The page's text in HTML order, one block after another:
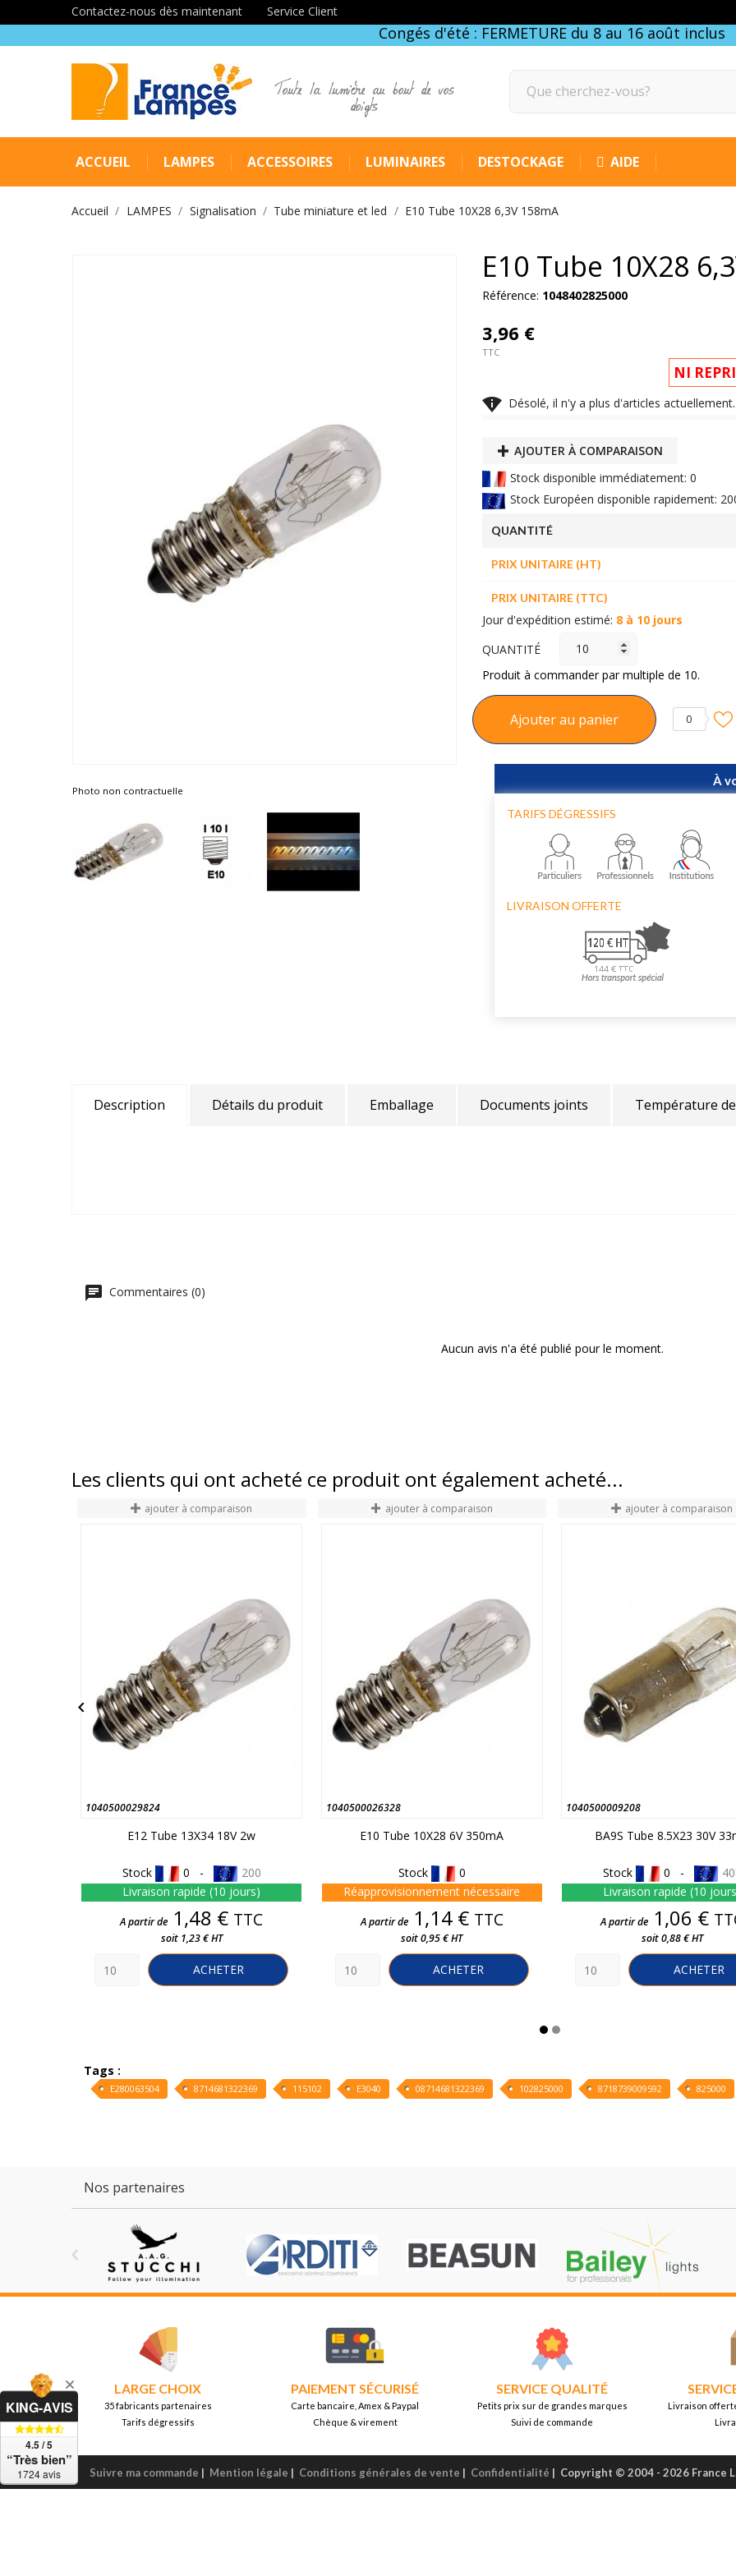
Contactez-nous dès maintenant Service Client
Congés d'été : FERMETURE du 8 au 16 août inclus
Toute la lumière au bout de vos
doigts
ACCUEIL LAMPES ACCESSOIRES LUMINAIRES DESTOCKAGE AIDE
Accueil LAMPES Signalisation Tube miniature et led E10 Tube 10X28 6,3V 158mA
Photo non contractuelle
E10 Tube 10X28
Référence: 1048402825000
3,96 €
TTC
NI
 Désolé, il n'y a plus d'articles
AJOUTER À COMPARAISON
Stock disponible immédiatement: 0
Stock Européen disponible rapidement:
QUANTITÉ
PRIX UNITAIRE (HT)
PRIX UNITAIRE (TTC)
Jour d'expédition estimé: 8 à 10 jours
QUANTITÉ
Produit à commander par multiple de 10.
Ajouter au panier 0
À
TARIFS DÉGRESSIFS
LIVRAISON OFFERTE
Description Détails du produit Emballage Documents joints Température
Commentaires (0)
Aucun avis n'a été publié pour le moment.
Les clients qui ont acheté ce produit ont également acheté...
ajouter à comparaison
1040500029824
E12 Tube 13X34 18V 2w
Stock 0 -
200
Livraison rapide (10 jours)
Prix
A partir de 1,48 € TTC
soit 1,23 € HT
ACHETER
ajouter à comparaison
1040500026328
E10 Tube 10X28 6V 350mA
Stock
0
Réapprovisionnement nécessaire
Prix
A partir de 1,14 € TTC
soit 0,95 € HT
ACHETER
ajouter à comparaison
1040500009208
BA9S Tube 8.5X23 30V
Stock 0 -
Livraison rapide (10
Prix
A partir de 1,06 €
soit 0,88 € HT
ACHETER

Tags :
E280063504 8714681322369 115102 E3040 08714681322369 102825000 8718739009592 825000
Nos partenaires

LARGE CHOIX
35 fabricants partenaires
Tarifs dégressifs
PAIEMENT SÉCURISÉ
Carte bancaire, Amex & Paypal
Chèque & virement
SERVICE QUALITÉ
Petits prix sur de grandes marques
Suivi de commande
Livraison
Suivre ma commande | Mention légale | Conditions générales de vente | Confidentialité | Copyright © 2004 - 2026 France
KING-AVIS
4.5 / 5
“Très bien”
1724 avis